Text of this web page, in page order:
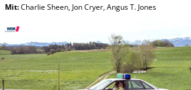
Mit:Charlie Sheen, Jon Cryer,Angus T. Jones